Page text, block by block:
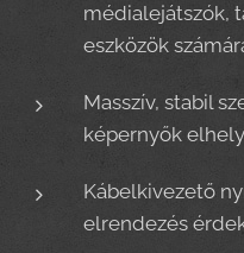
médialejátszók,
eszközök
Masszív, stabil
képernyők
Kábelkivezető
elrendezés